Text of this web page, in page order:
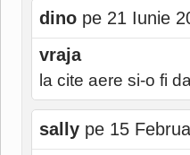
dino pe 21 Iunie
vraja
la cite aere si-o fi
sally pe 15